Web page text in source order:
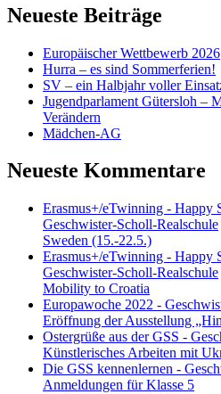
Neueste Beiträge
Europäischer Wettbewerb 2026
Hurra – es sind Sommerferien!
SV – ein Halbjahr voller
Jugendparlament Gütersloh –
Verändern
Mädchen-AG
Neueste Kommentare
Erasmus+/eTwinning - Happy
Geschwister-Scholl-Realschule
Sweden (15.-22.5.)
Erasmus+/eTwinning - Happy
Geschwister-Scholl-Realschule
Mobility to Croatia
Europawoche 2022 -
Eröffnung der Ausstellung
Ostergrüße aus der GSS -
Künstlerisches Arbeiten mit
Die GSS kennenlernen -
Anmeldungen für Klasse 5